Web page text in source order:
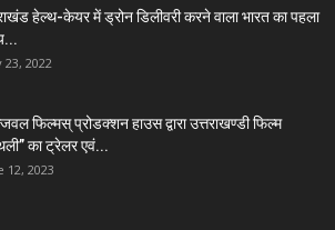
हेल्थ-केयर में ड्रोन डिलीवरी करने वाला भारत का पहला
23, 2022
फिल्मस् प्रोडक्शन हाउस द्वारा उत्तराखण्डी फिल्म
का ट्रेलर एवं...
12, 2023